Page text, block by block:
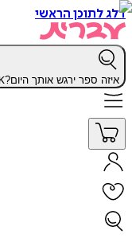
דלג לתוכן הראשי
איזה ספר ירגש אותך היום?